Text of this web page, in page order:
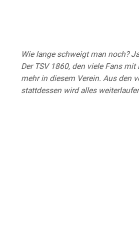
Wie lange schweigt man noch?
Der TSV 1860, den viele Fans
mehr in diesem Verein. Aus den
stattdessen wird alles